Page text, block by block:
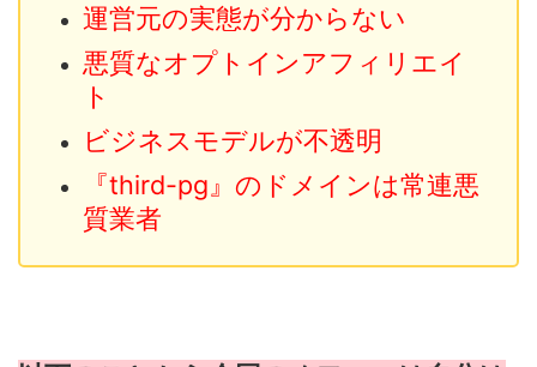
運営元の実態が分からない
悪質なオプトインアフィリエイ
ト
ビジネスモデルが不透明
『third-pg』のドメインは常連悪
質業者